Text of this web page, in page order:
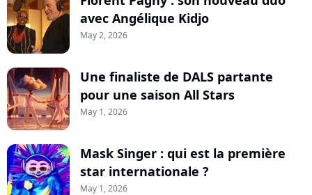
avec Angélique Kidjo
May 2, 2026
Une finaliste de DALS partante
pour une saison All Stars
May 1, 2026
Mask Singer : qui est la première
star internationale ?
May 1, 2026